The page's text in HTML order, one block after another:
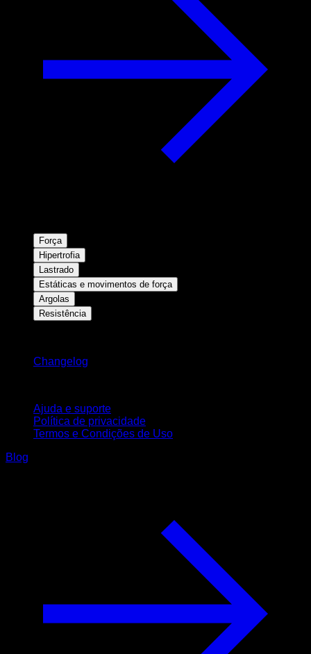
Força
Hipertrofia
Lastrado
Estáticas e movimentos de força
Argolas
Resistência
Changelog
Ajuda e suporte
Política de privacidade
Termos e Condições de Uso
Blog